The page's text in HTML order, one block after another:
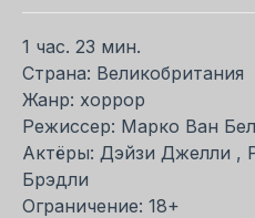
1 час. 23 мин.
Страна: Великобритания
Жанр: хоррор
Режиссер: Марко Ван
Актёры: Дэйзи Джелли ,
Брэдли
Ограничение: 18+